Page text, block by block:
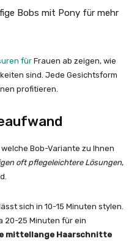
Bobs mit Pony für mehr
fürFrauen ab zeigen, wie
sind. Jede Gesichtsform
profitieren.
Bob-Variante zu Ihnen
oft pflegeleichtere Lösungen,
sich in 10-15 Minuten stylen.
20-25 Minuten für ein
mittellange Haarschnitte